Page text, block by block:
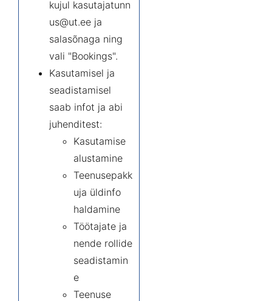
kujul kasutajatunn
us@ut.ee ja
salasõnaga ning
vali "Bookings".
Kasutamisel ja
seadistamisel
saab infot ja abi
juhenditest:
Kasutamise
alustamine
Teenusepakk
uja üldinfo
haldamine
Töötajate ja
nende rollide
seadistamin
e
Teenuse